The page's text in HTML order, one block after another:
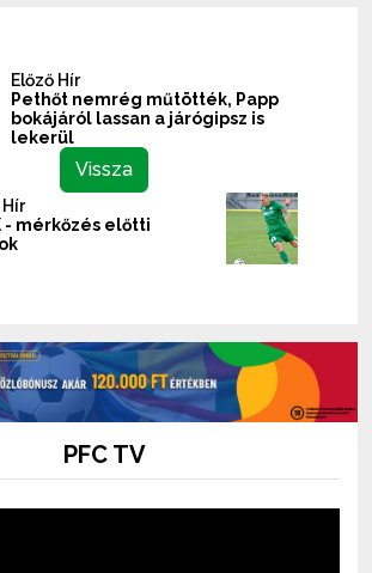
Előző Hír
Pethőt nemrég műtötték, Papp
bokájáról lassan a járógipsz is
lekerül
Vissza
- mérkőzés előtti
PFC TV